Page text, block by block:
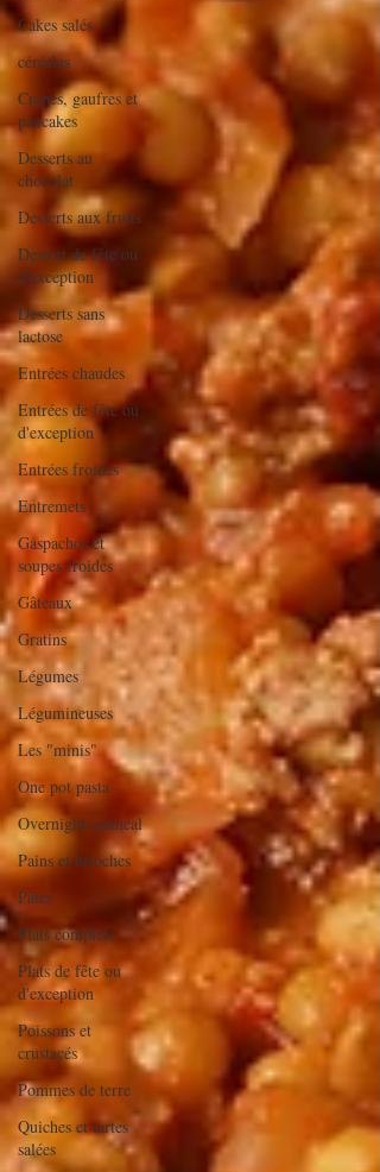
Cakes salés
céréales
Crêpes, gaufres et
pancakes
Desserts au
chocolat
Desserts aux fruits
Dessert de fête ou
d'exception
Desserts sans
lactose
Entrées chaudes
Entrées de fête ou
d'exception
Entrées froides
Entremets
Gaspachos et
soupes froides
Gâteaux
Gratins
Légumes
Légumineuses
Les "minis"
One pot pasta
Overnight oatmeal
Pains et brioches
Pâtes
Plats complets
Plats de fête ou
d'exception
Poissons et
crustacés
Pommes de terre
Quiches et tartes
salées